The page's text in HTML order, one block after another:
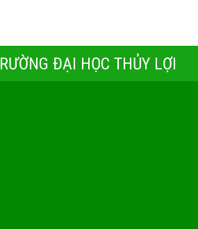
ĐẠI HỌC THỦY LỢI